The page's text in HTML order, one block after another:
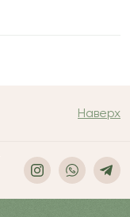
Наверх